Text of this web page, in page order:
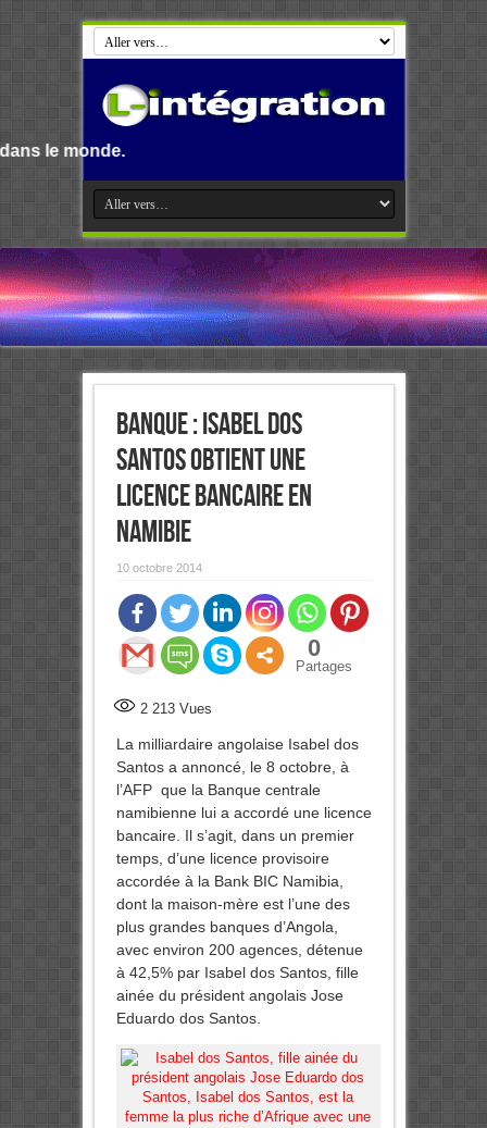
Banque : Isabel dos
Santos obtient une
licence bancaire en
Namibie
10 octobre 2014
0
Partages
2 213Vues
La milliardaire angolaise Isabel dos
Santos a annoncé, le 8 octobre, à
l’AFP que la Banque centrale
namibienne lui a accordé une licence
bancaire. Il s’agit, dans un premier
temps, d’une licence provisoire
accordée à la Bank BIC Namibia,
dont la maison-mère est l’une des
plus grandes banques d’Angola,
avec environ 200 agences, détenue
à 42,5% par Isabel dos Santos, fille
ainée du président angolais Jose
Eduardo dos Santos.